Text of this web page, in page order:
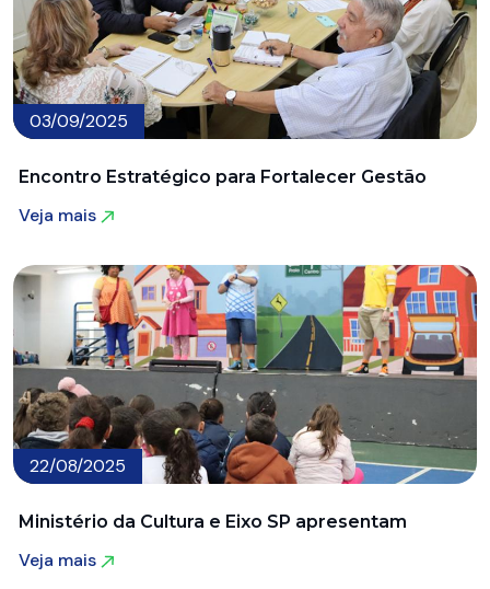
03/09/2025
Encontro Estratégico para Fortalecer Gestão
Veja mais
22/08/2025
Ministério da Cultura e Eixo SP apresentam
Veja mais